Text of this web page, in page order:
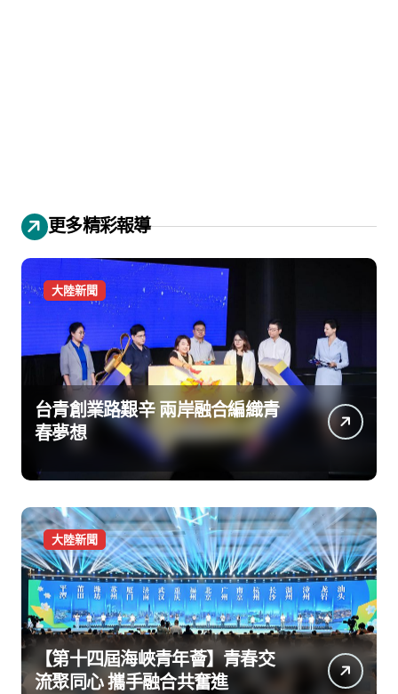
更多精彩報導
大陸新聞
台青創業路艱辛 兩岸融合編織青
春夢想
大陸新聞
【第十四屆海峽青年薈】青春交
流聚同心 攜手融合共奮進